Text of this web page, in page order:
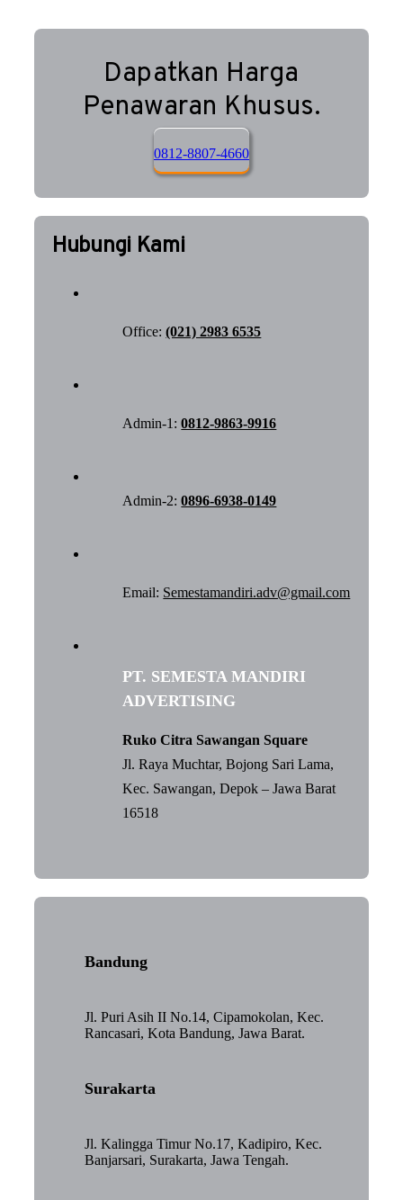
Dapatkan Harga
Penawaran Khusus.
0812-8807-4660
Hubungi Kami
Office:(021) 2983 6535
Admin-1:0812-9863-9916
Admin-2:0896-6938-0149
Email: Semestamandiri.adv@gmail.com
PT. SEMESTA MANDIRI
ADVERTISING
Ruko Citra Sawangan Square
Jl. Raya Muchtar, Bojong Sari Lama,
Kec. Sawangan, Depok – Jawa Barat
16518
Bandung
Jl. Puri Asih II No.14, Cipamokolan, Kec.
Rancasari, Kota Bandung, Jawa Barat.
Surakarta
Jl. Kalingga Timur No.17, Kadipiro, Kec.
Banjarsari, Surakarta, Jawa Tengah.